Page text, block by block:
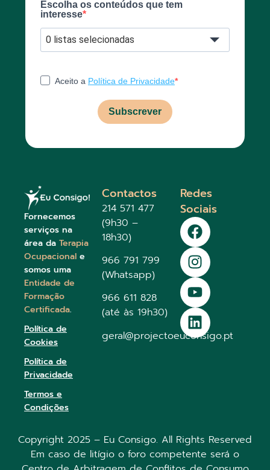
Escolha os conteúdos que tem
interesse
0 listas selecionadas
Aceito a Política de Privacidade
Subscrever
Fornecemos
serviços na
área da Terapia
Ocupacional e
somos uma
Entidade de
Formação
Certificada.
Política de
Cookies
Política de
Privacidade
Termos e
Condições
Contactos
214 571 477
(9h30 –
18h30)
966 791 799
(Whatsapp)
966 611 828
(até às 19h30)
geral@projectoeuconsigo.pt
Redes
Sociais
Copyright 2025 – Eu Consigo. All Rights Reserved
Em caso de litígio o foro competente será o